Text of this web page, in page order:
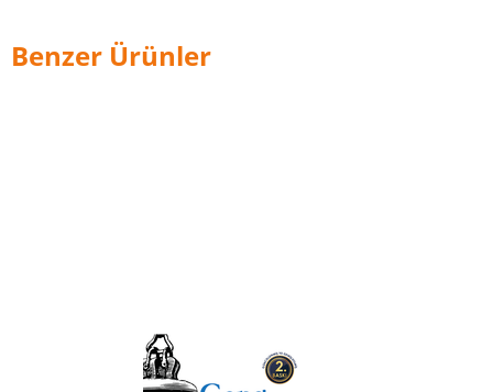
Benzer Ürünler